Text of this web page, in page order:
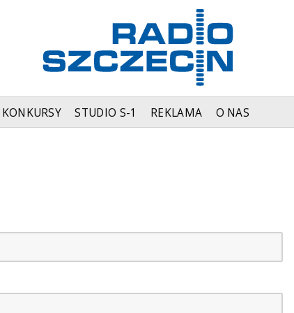
KONKURSY STUDIO S-1 REKLAMA O NAS